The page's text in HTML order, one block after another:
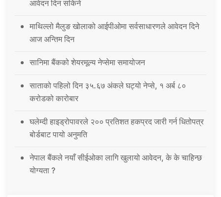
आवेदन दिन सकिने
माथिल्लो मैलुङ खोलाको आईपीओमा सर्वसाधारणले आवेदन दिने
आज अन्तिम दिन
सानिमा बैंकको शेयरमूल्य नेप्सेमा समायोजन
साताको पहिलो दिन ३५.६७ अंकले घट्यो नेप्से, १ अर्ब ८०
करोडको कारोबार
घलेम्दी हाइड्रोपावरले २०० प्रतिशत हकप्रद जारी गर्न धितोपत्र
बोर्डबाट पायो अनुमति
नेपाल बैंकले नयाँ सीईओका लागि खुलायो आवेदन, के के चाहिन्छ
योग्यता ?